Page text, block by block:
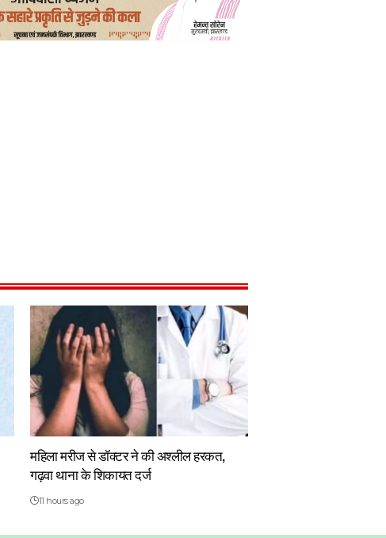
महिला मरीज से डॉक्टर ने की अश्लील हरकत,
गढ़वा थाना के शिकायत दर्ज
11 hours ago